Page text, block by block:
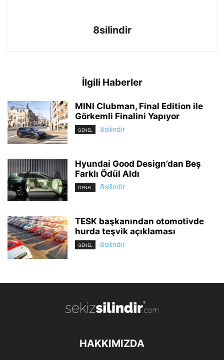
8silindir
İlgili Haberler
MINI Clubman, Final Edition ile
Görkemli Finalini Yapıyor
GENEL 8silindir
Hyundai Good Design’dan Beş
Farklı Ödül Aldı
GENEL 8silindir
TESK başkanından otomotivde
hurda teşvik açıklaması
GENEL 8silindir
HAKKIMIZDA